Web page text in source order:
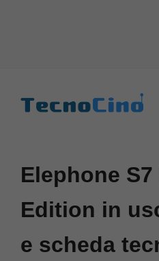
Elephone
Edition in
e scheda